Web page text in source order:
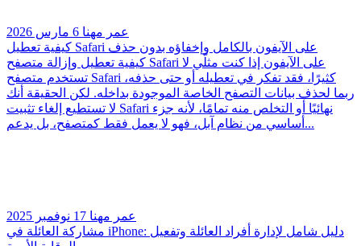
عمر مهنا 6 مارس 2026
كيفية تعطيل Safari على الآيفون بالكامل وإخفاؤه بدون حذف
كيفية تعطيل وإزالة متصفح Safari على الآيفون إذا كنت مثلّي لا
تستخدم متصفح Safari كثيرًا، فقد تفكر في تعطيله أو حتى حذفه،
ربما لحذف بيانات التصفح الخاصة الموجودة بداخله. لكن الحقيقة أنك
لا تستطيع إلغاء تثبيت Safari نهائيًا أو التخلص منه تمامًا، لأنه جزء
أساسي من نظام آبل، فهو لا يعمل فقط كمتصفح، بل يدعم...
عمر مهنا 17 نوفمبر 2025
مشاركة العائلة في iPhone: دليل شامل لإدارة أفراد العائلة وتفعيل